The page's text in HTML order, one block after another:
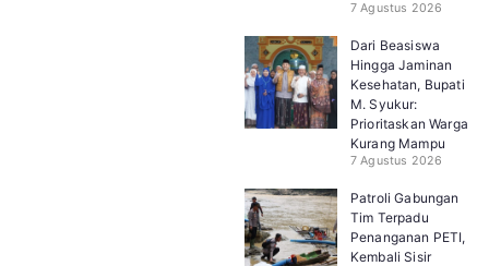
7 Agustus 2026
Dari Beasiswa
Hingga Jaminan
Kesehatan, Bupati
M. Syukur:
Prioritaskan Warga
Kurang Mampu
7 Agustus 2026
Patroli Gabungan
Tim Terpadu
Penanganan PETI,
Kembali Sisir